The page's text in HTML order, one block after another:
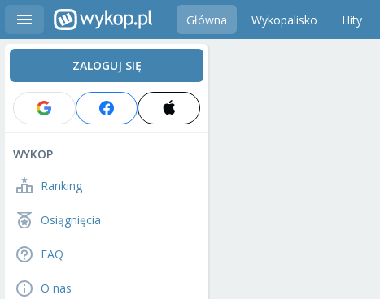
Główna Wykopalisko Hity
ZALOGUJ SIĘ
WYKOP
Ranking
Osiągnięcia
FAQ
O nas